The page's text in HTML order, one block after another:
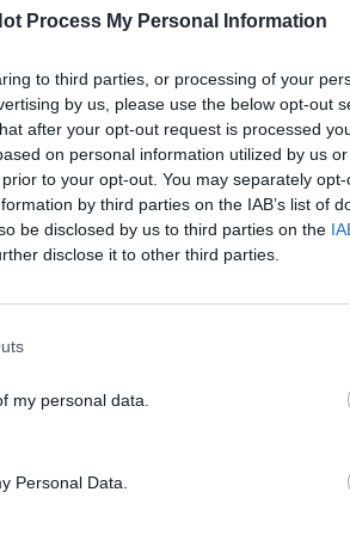
Process My Personal Information
to third parties, or processing of your
by us, please use the below opt-out
after your opt-out request is processed
on personal information utilized by us
to your opt-out. You may separately
by third parties on the IAB’s list of
be disclosed by us to third parties on the
disclose it to other third parties.
my personal data.
Personal Data.
υπ’ αριθ. 133/22.04.2026
της δημόσιας σύμβασης για
και Ιατρείων του Δήμου
βάσει της ισχύουσας
Δημοτική Επιτροπή ΑΔΑ:Ψ4ΤΩΩΛΟ-
για επιχορήγηση αθλητικών